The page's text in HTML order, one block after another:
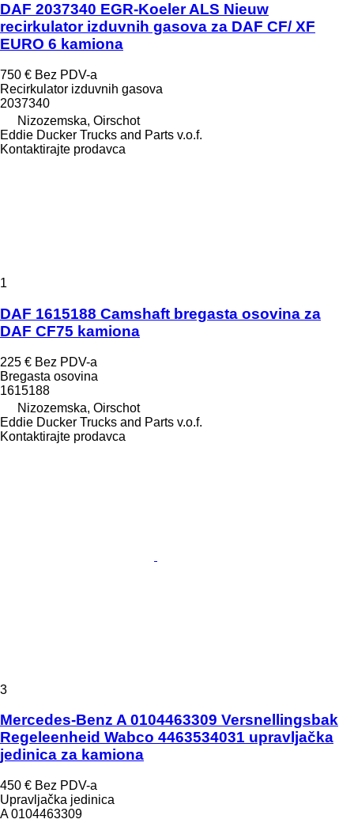
DAF 2037340 EGR-Koeler ALS Nieuw
recirkulator izduvnih gasova za DAF CF/ XF
EURO 6 kamiona
750 € Bez PDV-a
Recirkulator izduvnih gasova
2037340
Nizozemska, Oirschot
Eddie Ducker Trucks and Parts v.o.f.
Kontaktirajte prodavca
1
DAF 1615188 Camshaft bregasta osovina za
DAF CF75 kamiona
225 € Bez PDV-a
Bregasta osovina
1615188
Nizozemska, Oirschot
Eddie Ducker Trucks and Parts v.o.f.
Kontaktirajte prodavca
3
Mercedes-Benz A 0104463309 Versnellingsbak
Regeleenheid Wabco 4463534031 upravljačka
jedinica za kamiona
450 € Bez PDV-a
Upravljačka jedinica
A 0104463309